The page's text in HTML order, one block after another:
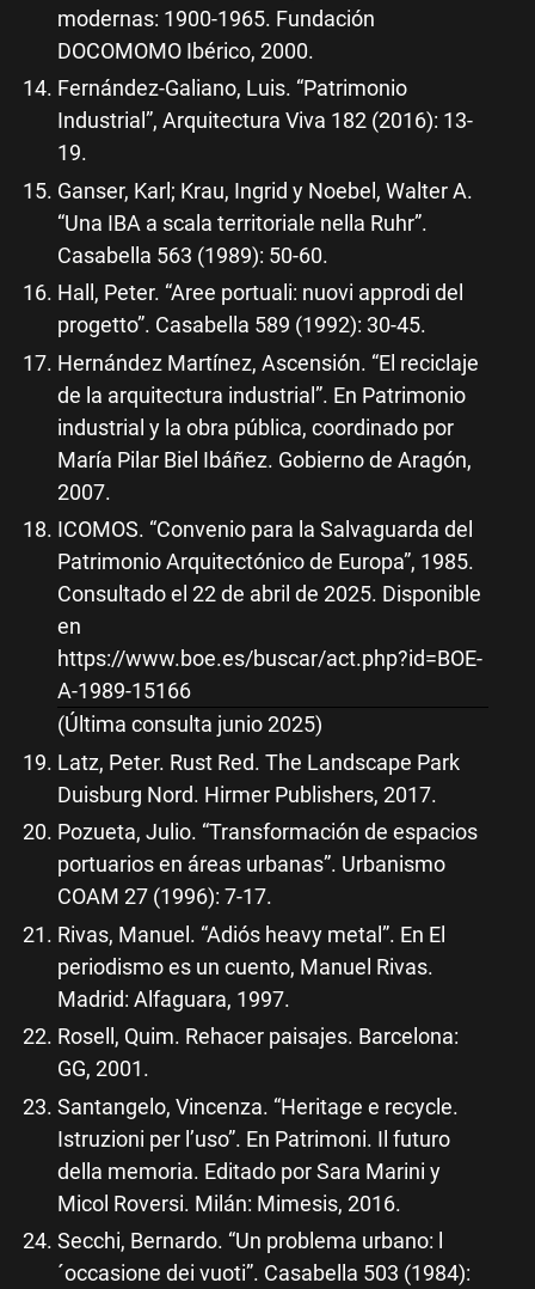
modernas: 1900-1965. Fundación
DOCOMOMO Ibérico, 2000.
Fernández-Galiano, Luis. “Patrimonio
Industrial”, Arquitectura Viva 182 (2016): 13-
19.
Ganser, Karl; Krau, Ingrid y Noebel, Walter A.
“Una IBA a scala territoriale nella Ruhr”.
Casabella 563 (1989): 50-60.
Hall, Peter. “Aree portuali: nuovi approdi del
progetto”. Casabella 589 (1992): 30-45.
Hernández Martínez, Ascensión. “El reciclaje
de la arquitectura industrial”. En Patrimonio
industrial y la obra pública, coordinado por
María Pilar Biel Ibáñez. Gobierno de Aragón,
2007.
ICOMOS. “Convenio para la Salvaguarda del
Patrimonio Arquitectónico de Europa”, 1985.
Consultado el 22 de abril de 2025. Disponible
en
https://www.boe.es/buscar/act.php?id=BOE-
A-1989-15166
(Última consulta junio 2025)
Latz, Peter. Rust Red. The Landscape Park
Duisburg Nord. Hirmer Publishers, 2017.
Pozueta, Julio. “Transformación de espacios
portuarios en áreas urbanas”. Urbanismo
COAM 27 (1996): 7-17.
Rivas, Manuel. “Adiós heavy metal”. En El
periodismo es un cuento, Manuel Rivas.
Madrid: Alfaguara, 1997.
Rosell, Quim. Rehacer paisajes. Barcelona:
GG, 2001.
Santangelo, Vincenza. “Heritage e recycle.
Istruzioni per l’uso”. En Patrimoni. Il futuro
della memoria. Editado por Sara Marini y
Micol Roversi. Milán: Mimesis, 2016.
Secchi, Bernardo. “Un problema urbano: l
´occasione dei vuoti”. Casabella 503 (1984):